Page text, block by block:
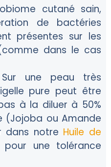
cutané sain,
de bactéries
présentes sur les
dans le cas
Sur une peau très
pure peut être
à la diluer à 50%
(Jojoba ou Amande
dans notre Huile de
pour une tolérance